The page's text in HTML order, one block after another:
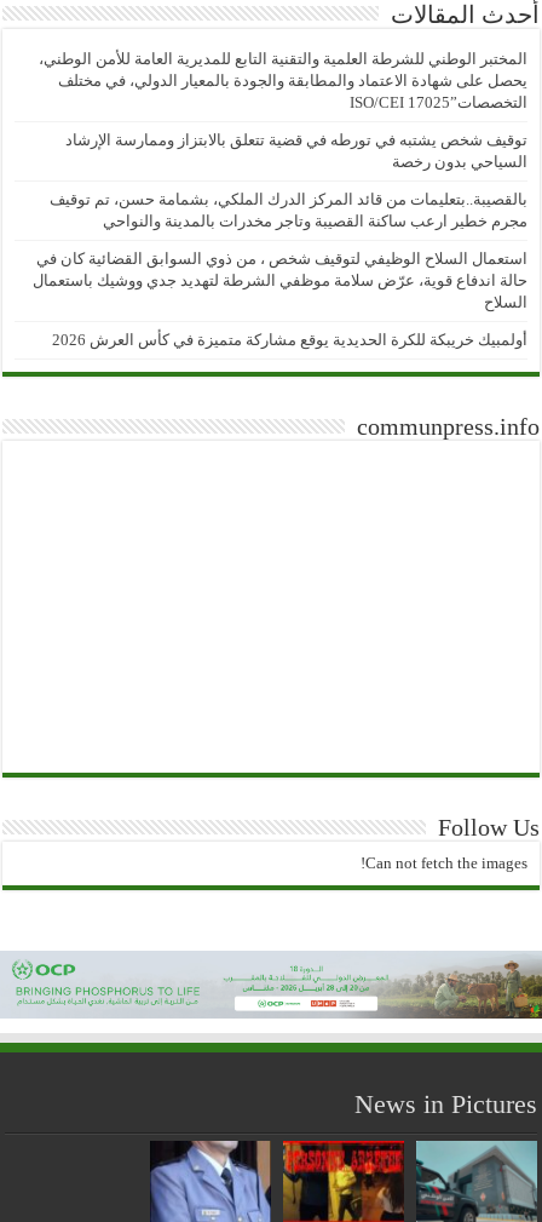
أحدث المقالات
المختبر الوطني للشرطة العلمية والتقنية التابع للمديرية العامة للأمن الوطني،
يحصل على شهادة الاعتماد والمطابقة والجودة بالمعيار الدولي، في مختلف
التخصصات”ISO/CEI 17025
توقيف شخص يشتبه في تورطه في قضية تتعلق بالابتزاز وممارسة الإرشاد
السياحي بدون رخصة
بالقصيبة..بتعليمات من قائد المركز الدرك الملكي، بشمامة حسن، تم توقيف
مجرم خطير ارعب ساكنة القصيبة وتاجر مخدرات بالمدينة والنواحي
استعمال السلاح الوظيفي لتوقيف شخص ، من ذوي السوابق القضائية كان في
حالة اندفاع قوية، عرّض سلامة موظفي الشرطة لتهديد جدي ووشيك باستعمال
السلاح
أولمبيك خريبكة للكرة الحديدية يوقع مشاركة متميزة في كأس العرش 2026
communpress.info
Follow Us
Can not fetch the images!
News in Pictures